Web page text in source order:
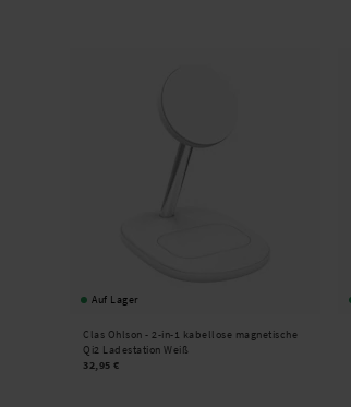
Auf Lager
Clas Ohlson - 2-in-1 kabellose magnetische
Qi2 Ladestation Weiß
32,95 €